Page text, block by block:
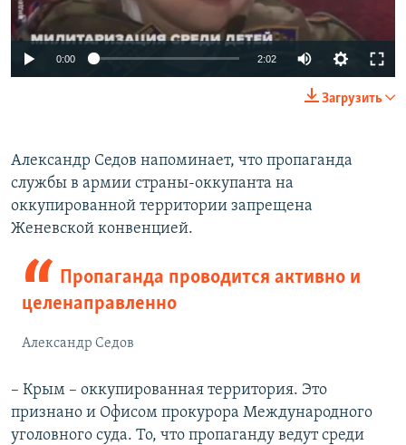
0:00 2:02
Загрузить
Александр Седов напоминает, что пропаганда
службы в армии страны-оккупанта на
оккупированной территории запрещена
Женевской конвенцией.
Пропаганда проводится активно и
целенаправленно
Александр Седов
– Крым – оккупированная территория. Это
признано и Офисом прокурора Международного
уголовного суда. То, что пропаганду ведут среди